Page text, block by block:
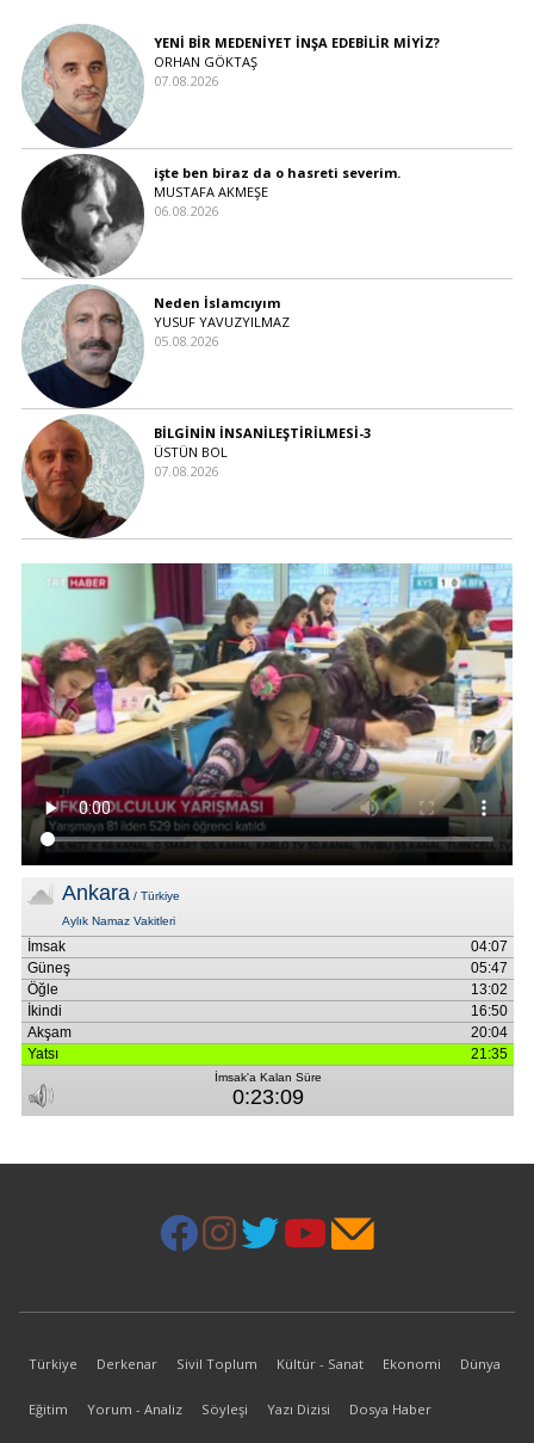
YENİ BİR MEDENİYET İNŞA EDEBİLİR MİYİZ?
ORHAN GÖKTAŞ
07.08.2026
işte ben biraz da o hasreti severim.
MUSTAFA AKMEŞE
06.08.2026
Neden İslamcıyım
YUSUF YAVUZYILMAZ
05.08.2026
BİLGİNİN İNSANİLEŞTİRİLMESİ-3
ÜSTÜN BOL
07.08.2026
Türkiye Derkenar Sivil Toplum Kültür - Sanat Ekonomi Dünya
Eğitim Yorum - Analiz Söyleşi Yazı Dizisi Dosya Haber